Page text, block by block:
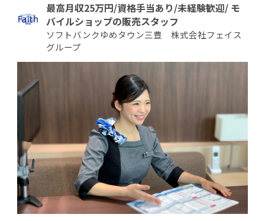
最高月収25万円/資格手当あり/未経験歓迎/ モ
バイルショップの販売スタッフ
ソフトバンクゆめタウン三豊 株式会社フェイス
グループ